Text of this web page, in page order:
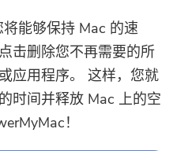
能够保持 Mac 的速
击删除您不再需要的所
应用程序。 这样，您就
时间并释放 Mac 上的空
！